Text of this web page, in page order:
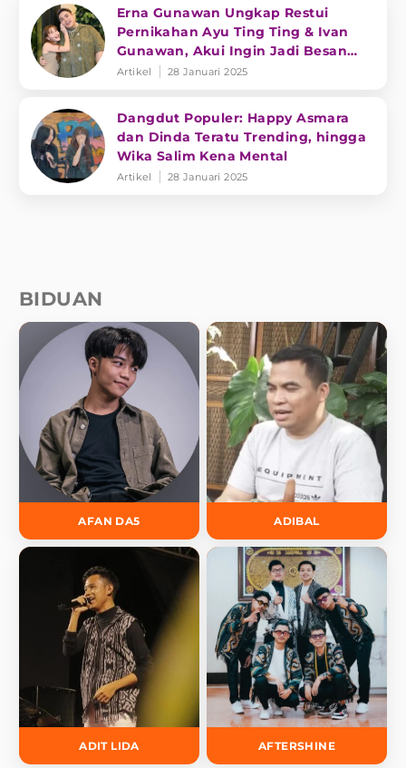
Erna Gunawan Ungkap Restui
Pernikahan Ayu Ting Ting & Ivan
Gunawan, Akui Ingin Jadi Besan
Umi Kalsum
Artikel 28 Januari 2025
Dangdut Populer: Happy Asmara
dan Dinda Teratu Trending, hingga
Wika Salim Kena Mental
Artikel 28 Januari 2025
BIDUAN
AFAN DA5 ADIBAL
ADIT LIDA AFTERSHINE